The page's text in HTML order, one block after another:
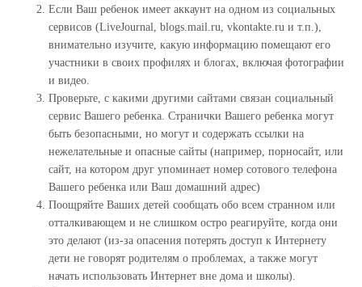
Если Ваш ребенок имеет аккаунт на одном из социальных
сервисов (LiveJournal, blogs.mail.ru, vkontakte.ru и т.п.),
внимательно изучите, какую информацию помещают его
участники в своих профилях и блогах, включая фотографии
и видео.
Проверьте, с какими другими сайтами связан социальный
сервис Вашего ребенка. Странички Вашего ребенка могут
быть безопасными, но могут и содержать ссылки на
нежелательные и опасные сайты (например, порносайт, или
сайт, на котором друг упоминает номер сотового телефона
Вашего ребенка или Ваш домашний адрес)
Поощряйте Ваших детей сообщать обо всем странном или
отталкивающем и не слишком остро реагируйте, когда они
это делают (из-за опасения потерять доступ к Интернету
дети не говорят родителям о проблемах, а также могут
начать использовать Интернет вне дома и школы).